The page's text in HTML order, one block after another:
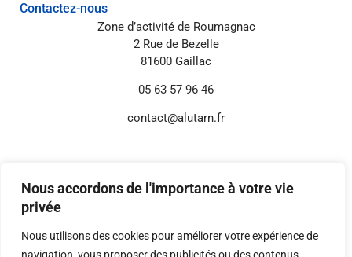
Nous accordons de l'importance à votre vie
privée
Nous utilisons des cookies pour améliorer votre expérience de
Contactez-nous
Zone d’activité de Roumagnac
2 Rue de Bezelle
81600 Gaillac
05 63 57 96 46
contact@alutarn.fr
Informations annexes
Mentions légales
Politique de confidentialité